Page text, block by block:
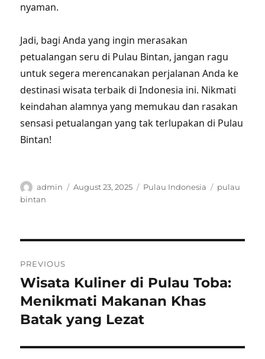
nyaman.
Jadi, bagi Anda yang ingin merasakan
petualangan seru di Pulau Bintan, jangan ragu
untuk segera merencanakan perjalanan Anda ke
destinasi wisata terbaik di Indonesia ini. Nikmati
keindahan alamnya yang memukau dan rasakan
sensasi petualangan yang tak terlupakan di Pulau
Bintan!
Author
admin
Posted
August 23, 2025 Categories
Pulau Indonesia Tags
pulau
bintan
navigation
PREVIOUS
Previous
post:
Wisata Kuliner di Pulau Toba:
Menikmati Makanan Khas
Batak yang Lezat